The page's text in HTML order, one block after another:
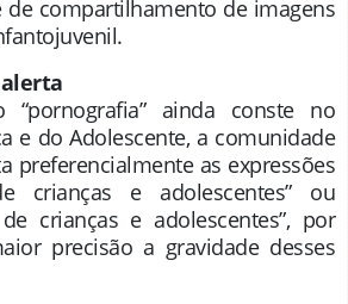
de compartilhamento de imagens
ainda conste no
e do Adolescente, a comunidade
preferencialmente as expressões
crianças e adolescentes” ou
crianças e adolescentes”, por
precisão a gravidade desses